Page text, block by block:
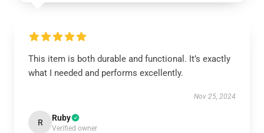
This item is both durable and functional. It’s exactly
what I needed and performs excellently.
Nov 25, 2024
R Ruby
Verified owner